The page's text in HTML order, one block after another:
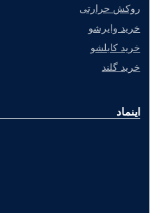
روکش حرارتی
خرید وایرشو
خرید کابلشو
خرید گلند
اینماد